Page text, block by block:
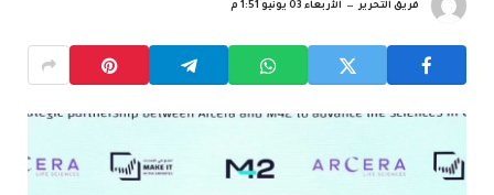
فريق التحرير الأربعاء 03 يونيو 1:51 م